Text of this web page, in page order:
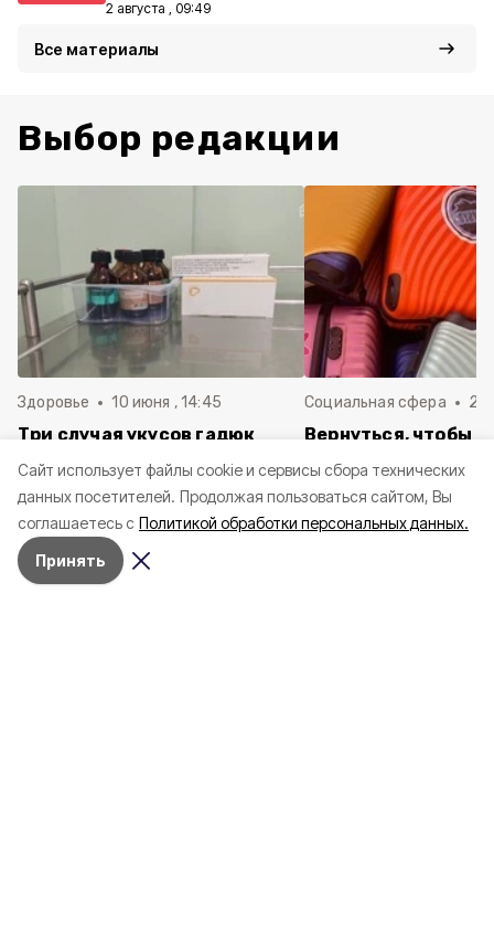
Cайт использует файлы cookie и сервисы сбора технических
данных посетителей. Продолжая пользоваться сайтом, Вы
соглашаетесь с Политикой обработки персональных данных.
Принять
2 августа , 09:49
Все материалы
Выбор редакции
Здоровье 10 июня , 14:45
Три случая укусов гадюк
Белгородской области с
начала года
Социальная сфера 20
Вернуться, чтобы
в Белгородскую
пять лет